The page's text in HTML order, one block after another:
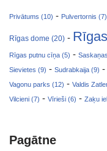
Privātums (10) - Pulvertornis (7)
Rīgas dome (20) -
Rīgas putnu cīņa (5) -
Sievietes (9) - Sudrabkaija (9) -
Vagonu parks (12) - Valdis
Vilcieni (7) - Vīrieši (6) - Zaķu
Pagātne